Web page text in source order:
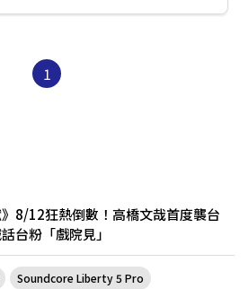
1
》8/12狂熱倒數！高橋文哉首度襲台
台粉「戲院見」
Soundcore Liberty 5 Pro